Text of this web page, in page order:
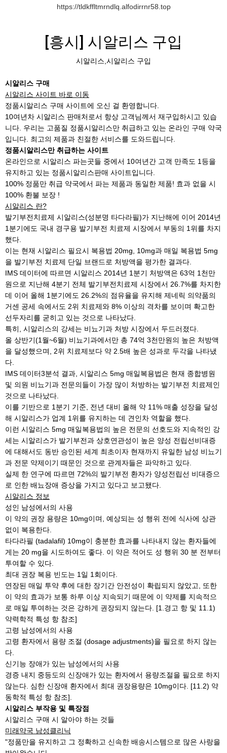
https://tldkffltmrndlq.alfodirrnr58.top
[흥시] 시알리스 구입
시알리스,시알리스 구입
시알리스 구매
시알리스 사이트 바로 이동
정품시알리스 구매 사이트에 오신 걸 환영합니다.
10여년차 시알리스 판매처로서 항상 고객님께서 재구입하시고 있습
니다. 우리는 고품질 정품시알리스만 취급하고 있는 온라인 구매 약국
입니다. 최고의 제품과 친절한 서비스를 도와드립니다.
정품시알리스만 취급하는 사이트
온라인으로 시알리스 파는곳들 중에서 10여년간 고객 만족도 1등을
유지하고 있는 정품시알리스판매 사이트입니다.
100% 정품만 취급 약국에서 파는 제품과 동일한 제품! 효과 없을 시
100% 환불 보장 !
시알리스 란?
발기부전치료제 시알리스(성분명 타다라필)가 지난해에 이어 2014년
1분기에도 국내 경구용 발기부전 치료제 시장에서 부동의 1위를 차지
했다.
이는 현재 시알리스 필요시 복용법 20mg, 10mg과 매일 복용법 5mg
을 발기부전 치료제 단일 브랜드로 처방액을 평가한 결과다.
IMS 데이터에 따르면 시알리스 2014년 1분기 처방액은 63억 1천만
원으로 지난해 4분기 전체 발기부전치료제 시장에서 26.7%를 차지한
데 이어 올해 1분기에도 26.2%의 점유율을 유지해 제네릭 의약품의
거센 공세 속에서도 2위 치료제와 8% 이상의 격차를 보이며 확고한
선두자리를 굳히고 있는 것으로 나타났다.
특히, 시알리스의 강세는 비뇨기과 처방 시장에서 두드러졌다.
올 상반기(1월~6월) 비뇨기과에서만 총 74억 3천만원의 높은 처방액
을 달성했으며, 2위 치료제보다 약 2.5배 높은 성과로 두각을 나타냈
다.
IMS 데이터3분석 결과, 시알리스 5mg 매일복용법은 현재 종합병원
및 의원 비뇨기과 전문의들이 가장 많이 처방하는 발기부전 치료제인
것으로 나타났다.
이를 기반으로 1분기 기준, 전년 대비 올해 약 11% 매출 성장을 달성
해 시알리스가 업계 1위를 유지하는 데 견인차 역할을 했다.
이런 시알리스 5mg 매일복용법의 높은 전문의 선호도와 지속적인 강
세는 시알리스가 발기부전과 상호연관성이 높은 양성 전립선비대증
에 대해서도 동반 승인된 세계 최초이자 현재까지 유일한 남성 비뇨기
과 전문 약제이기 때문인 것으로 관계자들은 파악하고 있다.
실제 한 연구에 따르면 72%의 발기부전 환자가 양성전립선 비대증으
로 인한 배뇨장애 증상을 가지고 있다고 보고됐다.
시알리스 정보
성인 남성에서의 사용
이 약의 권장 용량은 10mg이며, 예상되는 성 행위 전에 식사에 상관
없이 복용한다.
타다라필 (tadalafil) 10mg이 충분한 효과를 나타내지 않는 환자들에
게는 20 mg을 시도하여도 좋다. 이 약은 적어도 성 행위 30 분 전부터
투여할 수 있다.
최대 권장 복용 빈도는 1일 1회이다.
연장된 매일 투약 후에 대한 장기간 안전성이 확립되지 않았고, 또한
이 약의 효과가 보통 하루 이상 지속되기 때문에 이 약제를 지속적으
로 매일 투여하는 것은 강하게 권장되지 않는다. [1.경고 항 및 11.1)
약력학적 특성 항 참조]
고령 남성에서의 사용
고령 환자에서 용량 조절 (dosage adjustments)을 필요로 하지 않는
다.
신기능 장애가 있는 남성에서의 사용
경증 내지 중등도의 신장애가 있는 환자에서 용량조절을 필요로 하지
않는다. 심한 신장애 환자에서 최대 권장용량은 10mg이다. [11.2) 약
동학적 특성 항 참조].
시알리스 부작용 및 특장점
시알리스 구매 시 알아야 하는 것들
미래약국 남성클리닉
"정품만을 유지하고 그 정확하고 신속한 배송시스템으로 많은 사랑을